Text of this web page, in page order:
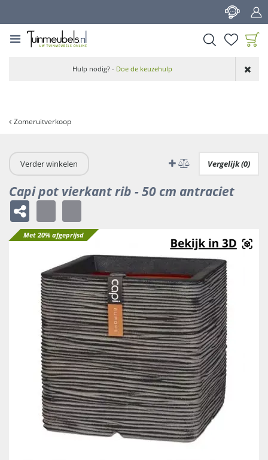
Zomeruitverkoop
aan wensenlijst
Hulp nodig? - Doe de keuzehulp
Verder winkelen Vergelijk (0)
Capi pot vierkant rib - 50 cm antraciet
Met 20% afgeprijsd